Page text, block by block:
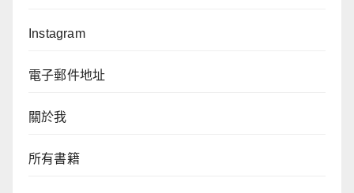
Instagram
電子郵件地址
關於我
所有書籍